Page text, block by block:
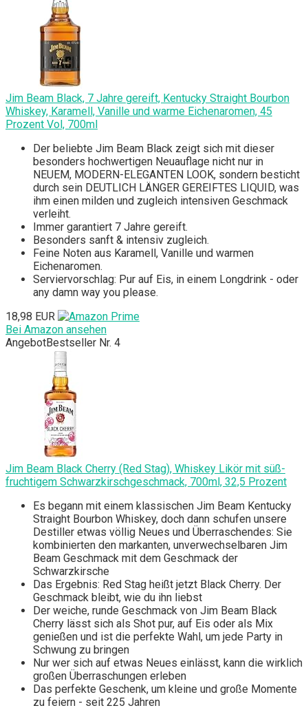
Jim Beam Black, 7 Jahre gereift, Kentucky Straight Bourbon
Whiskey, Karamell, Vanille und warme Eichenaromen, 45
Prozent Vol, 700ml
Der beliebte Jim Beam Black zeigt sich mit dieser
besonders hochwertigen Neuauflage nicht nur in
NEUEM, MODERN-ELEGANTEN LOOK, sondern besticht
durch sein DEUTLICH LÄNGER GEREIFTES LIQUID, was
ihm einen milden und zugleich intensiven Geschmack
verleiht.
Immer garantiert 7 Jahre gereift.
Besonders sanft & intensiv zugleich.
Feine Noten aus Karamell, Vanille und warmen
Eichenaromen.
Serviervorschlag: Pur auf Eis, in einem Longdrink - oder
any damn way you please.
18,98 EUR
Bei Amazon ansehen
AngebotBestseller Nr. 4
Jim Beam Black Cherry (Red Stag), Whiskey Likör mit süß-
fruchtigem Schwarzkirschgeschmack, 700ml, 32,5 Prozent
Es begann mit einem klassischen Jim Beam Kentucky
Straight Bourbon Whiskey, doch dann schufen unsere
Destiller etwas völlig Neues und Überraschendes: Sie
kombinierten den markanten, unverwechselbaren Jim
Beam Geschmack mit dem Geschmack der
Schwarzkirsche
Das Ergebnis: Red Stag heißt jetzt Black Cherry. Der
Geschmack bleibt, wie du ihn liebst
Der weiche, runde Geschmack von Jim Beam Black
Cherry lässt sich als Shot pur, auf Eis oder als Mix
genießen und ist die perfekte Wahl, um jede Party in
Schwung zu bringen
Nur wer sich auf etwas Neues einlässt, kann die wirklich
großen Überraschungen erleben
Das perfekte Geschenk, um kleine und große Momente
zu feiern - seit 225 Jahren